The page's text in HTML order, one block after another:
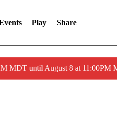
Play Share
MDT until August 8 at 11:00PM